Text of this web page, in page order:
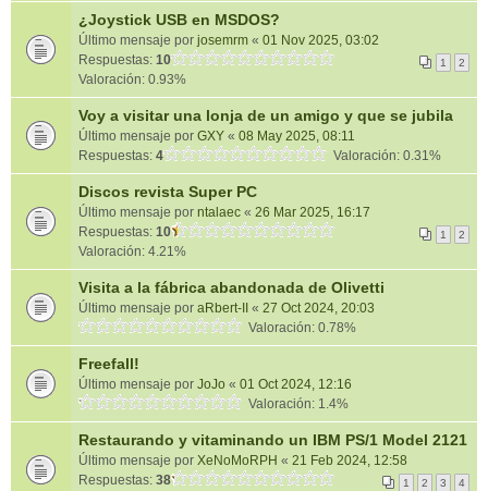
¿Joystick USB en MSDOS?
Último mensaje por josemrm « 01 Nov 2025, 03:02
Respuestas: 10 1 2
Valoración: 0.93%
Voy a visitar una lonja de un amigo y que se jubila
Último mensaje por GXY « 08 May 2025, 08:11
Respuestas: 4 Valoración: 0.31%
Discos revista Super PC
Último mensaje por ntalaec « 26 Mar 2025, 16:17
Respuestas: 10 1 2
Valoración: 4.21%
Visita a la fábrica abandonada de Olivetti
Último mensaje por aRbert-II « 27 Oct 2024, 20:03
Valoración: 0.78%
Freefall!
Último mensaje por JoJo « 01 Oct 2024, 12:16
Valoración: 1.4%
Restaurando y vitaminando un IBM PS/1 Model 2121
Último mensaje por XeNoMoRPH « 21 Feb 2024, 12:58
Respuestas: 38 1 2 3 4